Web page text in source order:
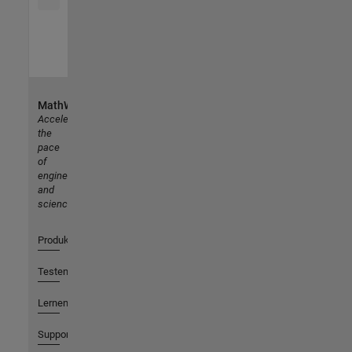
MathWorks
Accelerating
the
pace
of
engineering
and
science
Produkte
Testen oder Kaufen
Lernen
Support